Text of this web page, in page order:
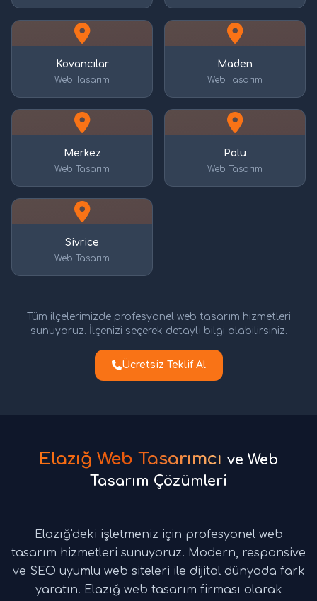
Kovancılar
Web Tasarım
Maden
Web Tasarım
Merkez
Web Tasarım
Palu
Web Tasarım
Sivrice
Web Tasarım
Tüm ilçelerimizde profesyonel web tasarım hizmetleri
sunuyoruz. İlçenizi seçerek detaylı bilgi alabilirsiniz.
Ücretsiz Teklif Al
Elazığ Web Tasarımcı ve Web
Tasarım Çözümleri
Elazığ'deki işletmeniz için profesyonel web
tasarım hizmetleri sunuyoruz. Modern, responsive
ve SEO uyumlu web siteleri ile dijital dünyada fark
yaratın. Elazığ web tasarım firması olarak